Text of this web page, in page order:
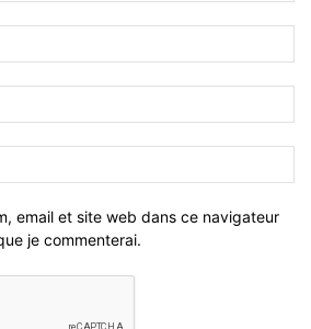
email et site web dans ce navigateur
je commenterai.